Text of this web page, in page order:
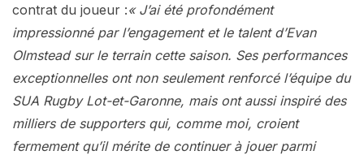
contrat du joueur :« J’ai été profondément
impressionné par l’engagement et le talent d’Evan
Olmstead sur le terrain cette saison. Ses performances
exceptionnelles ont non seulement renforcé l’équipe du
SUA Rugby Lot-et-Garonne, mais ont aussi inspiré des
milliers de supporters qui, comme moi, croient
fermement qu’il mérite de continuer à jouer parmi